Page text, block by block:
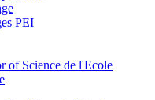
PEI
of Science de l'Ecole